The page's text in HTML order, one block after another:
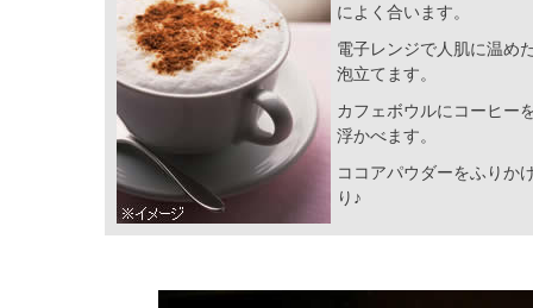
によく合います。
電子レンジで人肌に温め
泡立てます。
カフェボウルにコーヒー
浮かべます。
ココアパウダーをふりか
り♪